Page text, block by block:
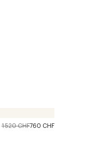
1 520 CHF760 CHF